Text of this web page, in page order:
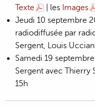
Texte
| les Images
Jeudi 10 septembre
radiodiffusée par
Sergent, Louis
Samedi 19
Sergent avec Thierry
15h